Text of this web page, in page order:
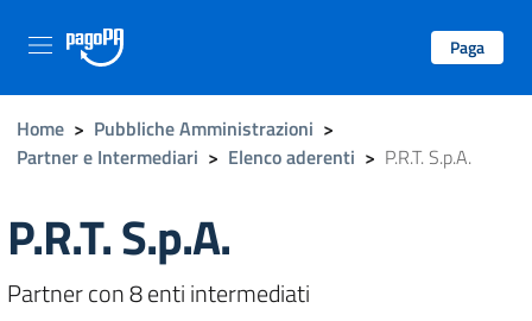
Paga
Home > Pubbliche Amministrazioni >
Partner e Intermediari > Elenco aderenti > P.R.T. S.p.A.
P.R.T. S.p.A.
Partner con 8 enti intermediati